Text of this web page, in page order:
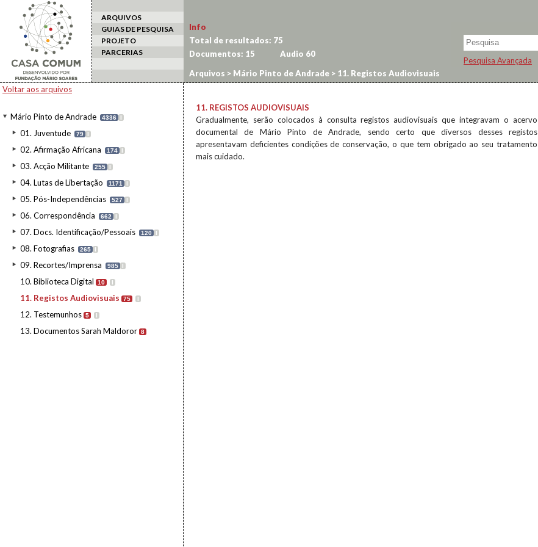
ARQUIVOS
GUIAS DE PESQUISA
PROJETO
PARCERIAS
Pesquisa Avançada
Voltar aos arquivos
Mário Pinto de Andrade 4336 I
01. Juventude 79 I
02. Afirmação Africana 174 I
03. Acção Militante 255 I
04. Lutas de Libertação 1171 I
05. Pós-Independências 527 I
06. Correspondência 662 I
07. Docs. Identificação/Pessoais 120 I
08. Fotografias 265 I
09. Recortes/Imprensa 985 I
10. Biblioteca Digital 10 I
11. Registos Audiovisuais 75 I
12. Testemunhos 5 I
13. Documentos Sarah Maldoror 8
Info
Total de resultados: 75
Documentos: 15 Audio 60
Arquivos > Mário Pinto de Andrade > 11. Registos Audiovisuais
11. REGISTOS AUDIOVISUAIS
Gradualmente, serão colocados à consulta registos audiovisuais que integravam o acervo
documental de Mário Pinto de Andrade, sendo certo que diversos desses registos
apresentavam deficientes condições de conservação, o que tem obrigado ao seu tratamento
mais cuidado.